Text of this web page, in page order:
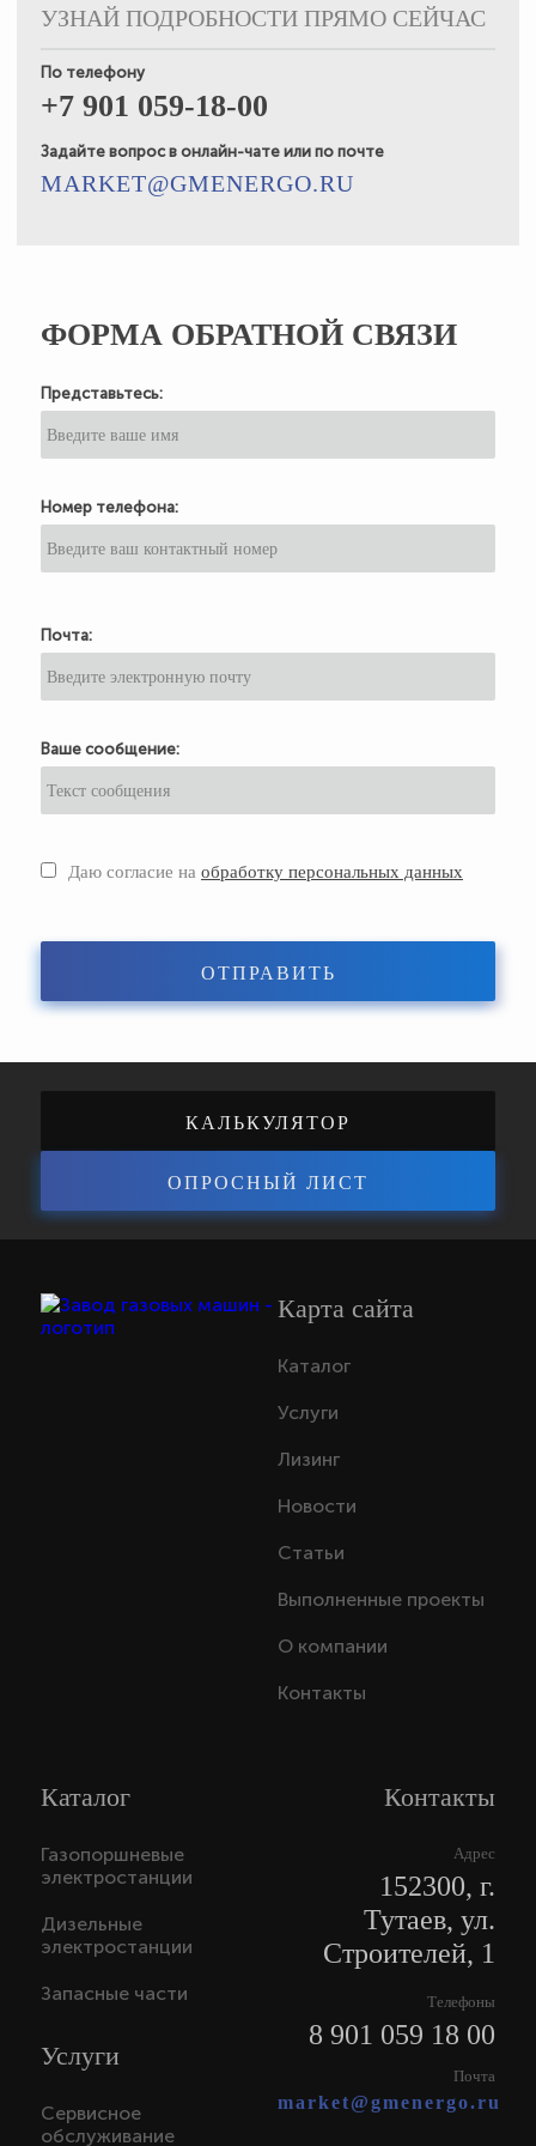
ФОРМА ОБРАТНОЙ СВЯЗИ
Представьтесь:
Номер телефона:
Почта:
Ваше сообщение:
Даю согласие на обработку персональных данных
ОТПРАВИТЬ
УЗНАЙ ПОДРОБНОСТИ ПРЯМО СЕЙЧАС
По телефону
+7 901 059-18-00
Задайте вопрос в онлайн-чате или по почте
MARKET@GMENERGO.RU
КАЛЬКУЛЯТОР
ЭНЕРГОЭФФЕКТИВНОСТИ
ОПРОСНЫЙ ЛИСТ
Карта сайта
Каталог
Услуги
Лизинг
Новости
Статьи
Выполненные проекты
О компании
Контакты
Каталог
Газопоршневые
электростанции
Дизельные
электростанции
Запасные части
Услуги
Сервисное
обслуживание
Контакты
Адрес
152300, г.
Тутаев, ул.
Строителей, 1
Телефоны
8 901 059 18 00
Почта
market@gmenergo.ru